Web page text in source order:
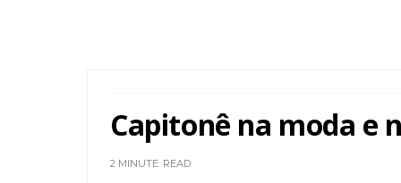
Capitonê na moda e
2 MINUTE READ